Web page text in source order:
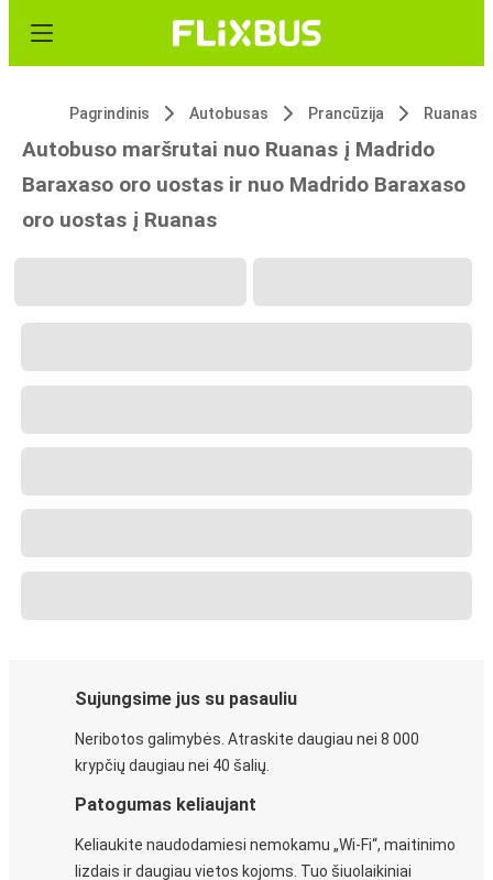
Pagrindinis Autobusas Prancūzija Ruanas
Autobuso maršrutai nuo Ruanas į Madrido
Baraxaso oro uostas ir nuo Madrido Baraxaso
oro uostas į Ruanas
Sujungsime jus su pasauliu
Neribotos galimybės. Atraskite daugiau nei 8 000
krypčių daugiau nei 40 šalių.
Patogumas keliaujant
Keliaukite naudodamiesi nemokamu „Wi-Fi“, maitinimo
lizdais ir daugiau vietos kojoms. Tuo šiuolaikiniai